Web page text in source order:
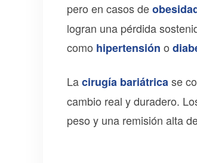
pero en casos de
logran una pérdida
como hipertensión o
Lacirugía bariátricase
cambio real y duradero.
peso y una remisión alta